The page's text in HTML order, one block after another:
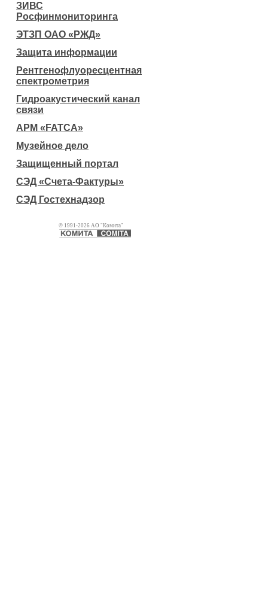
ЗИВС
Росфинмониторинга
ЭТЗП ОАО «РЖД»
Защита информации
Рентгенофлуоресцентная
спектрометрия
Гидроакустический канал
связи
АРМ «FATCA»
Музейное дело
Защищенный портал
СЭД «Счета-Фактуры»
СЭД Гостехнадзор
© 1991-2026 АО "Комита"